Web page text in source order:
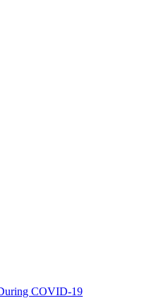
COVID-19